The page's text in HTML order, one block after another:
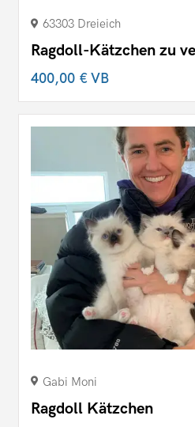
63303 Dreieich
Ragdoll-Kätzchen zu
400,00 €VB
Gabi Moni
Ragdoll Kätzchen